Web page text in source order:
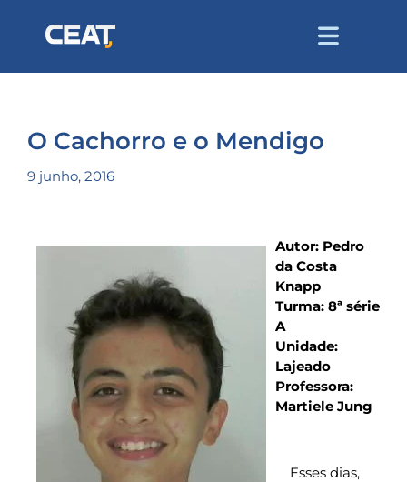
O Cachorro e o Mendigo
9 junho, 2016
Autor: Pedro
da Costa
Knapp
Turma: 8ª série
A
Unidade:
Lajeado
Professora:
Martiele Jung
Esses dias,